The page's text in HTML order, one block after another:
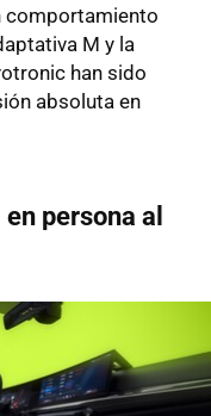
comportamiento
M y la
han sido
absoluta en
persona al